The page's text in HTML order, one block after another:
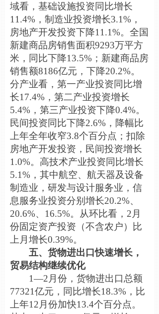
域看，基础设施投资同比增长
11.4%，制造业投资增长3.1%，
房地产开发投资下降11.1%。全国
新建商品房销售面积9293万平方
米，同比下降13.5%；新建商品房
销售额8186亿元，下降20.2%。
分产业看，第一产业投资同比增
长17.4%，第二产业投资增长
5.4%，第三产业投资下降0.4%。
民间投资同比下降2.6%，降幅比
上年全年收窄3.8个百分点；扣除
房地产开发投资，民间投资增长
1.0%。高技术产业投资同比增长
5.1%，其中航空、航天器及设备
制造业，研发与设计服务业，信
息服务业投资分别增长20.2%、
20.6%、16.5%。从环比看，2月
份固定资产投资（不含农户）比
上月增长0.39%。
五、货物进出口快速增长，
贸易结构继续优化
1—2月份，货物进出口总额
77321亿元，同比增长18.3%，比
上年12月份加快13.4个百分点。